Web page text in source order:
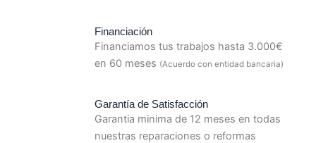
Financiación
Financiamos tus trabajos hasta 3.000€
en 60 meses (Acuerdo con entidad bancaria)
Garantía de Satisfacción
Garantia minima de 12 meses en todas
nuestras reparaciones o reformas